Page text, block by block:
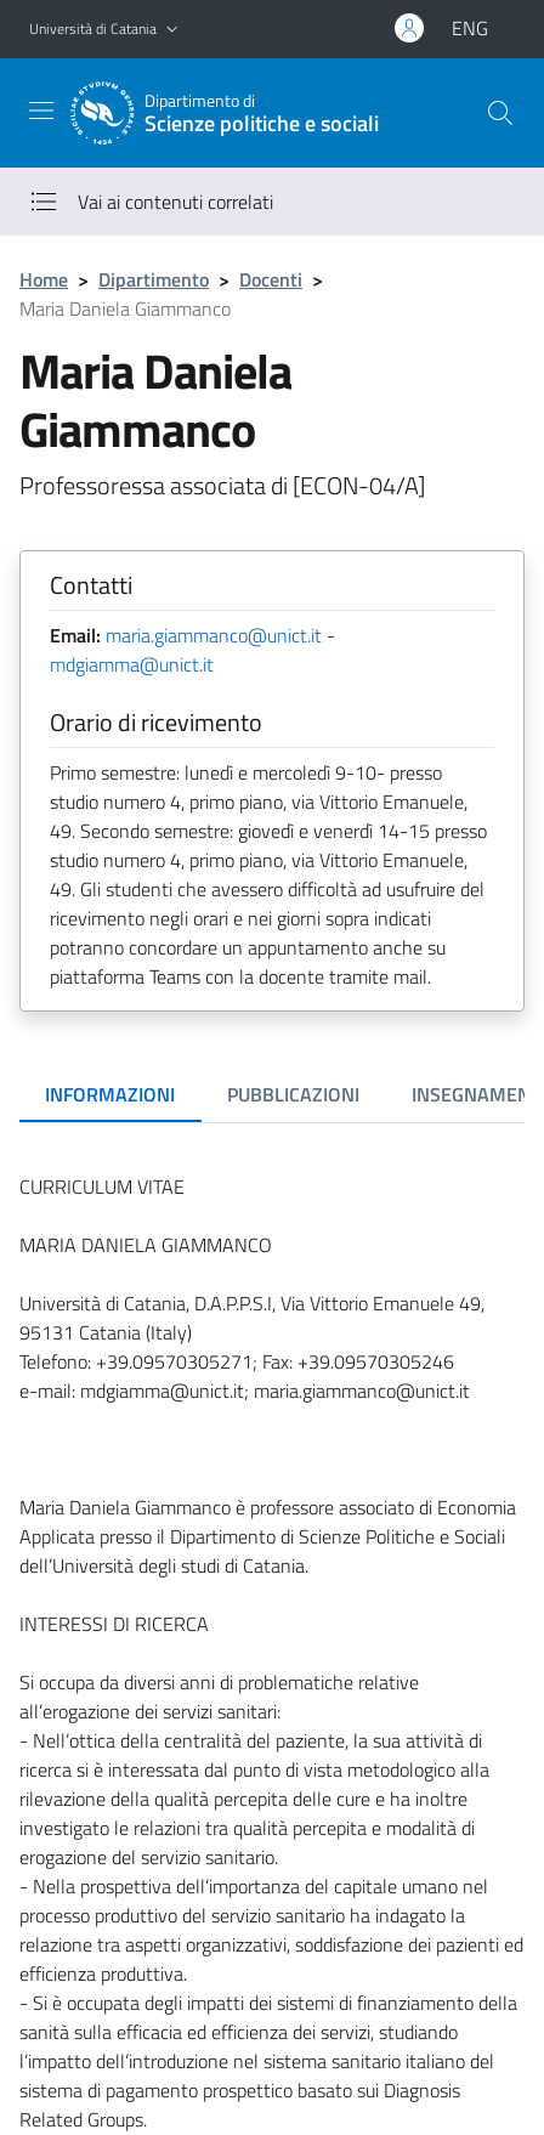
Vai al contenuto principale
Vai al menu di navigazione
Università di Catania ENG
Dipartimento di
Scienze politiche e sociali
Vai ai contenuti correlati
Home > Dipartimento > Docenti >
Maria Daniela Giammanco
Maria Daniela
Giammanco
Professoressa associata di [ECON-04/A]
Contatti
Email: maria.giammanco@unict.it -
mdgiamma@unict.it
Orario di ricevimento
Primo semestre: lunedì e mercoledì 9-10- presso
studio numero 4, primo piano, via Vittorio Emanuele,
49. Secondo semestre: giovedì e venerdì 14-15 presso
studio numero 4, primo piano, via Vittorio Emanuele,
49. Gli studenti che avessero difficoltà ad usufruire del
ricevimento negli orari e nei giorni sopra indicati
potranno concordare un appuntamento anche su
piattaforma Teams con la docente tramite mail.
INFORMAZIONI PUBBLICAZIONI INSEGNAMENTI
CURRICULUM VITAE
MARIA DANIELA GIAMMANCO
Università di Catania, D.A.P.P.S.I, Via Vittorio Emanuele 49,
95131 Catania (Italy)
Telefono: +39.09570305271; Fax: +39.09570305246
e-mail: mdgiamma@unict.it; maria.giammanco@unict.it
Maria Daniela Giammanco è professore associato di Economia
Applicata presso il Dipartimento di Scienze Politiche e Sociali
dell’Università degli studi di Catania.
INTERESSI DI RICERCA
Si occupa da diversi anni di problematiche relative
all’erogazione dei servizi sanitari:
- Nell’ottica della centralità del paziente, la sua attività di
ricerca si è interessata dal punto di vista metodologico alla
rilevazione della qualità percepita delle cure e ha inoltre
investigato le relazioni tra qualità percepita e modalità di
erogazione del servizio sanitario.
- Nella prospettiva dell’importanza del capitale umano nel
processo produttivo del servizio sanitario ha indagato la
relazione tra aspetti organizzativi, soddisfazione dei pazienti ed
efficienza produttiva.
- Si è occupata degli impatti dei sistemi di finanziamento della
sanità sulla efficacia ed efficienza dei servizi, studiando
l’impatto dell’introduzione nel sistema sanitario italiano del
sistema di pagamento prospettico basato sui Diagnosis
Related Groups.